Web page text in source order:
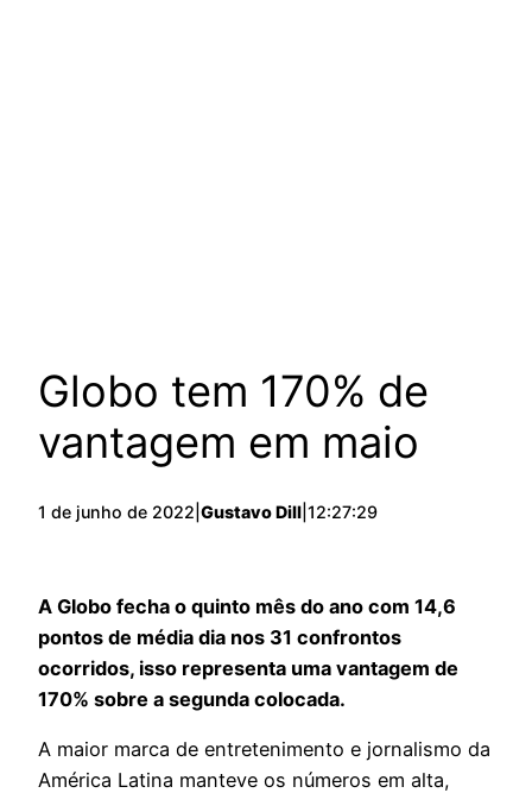
Globo tem 170% de
vantagem em maio
1 de junho de 2022 Gustavo Dill 12:27:29
A Globo fecha o quinto mês do ano com 14,6
pontos de média dia nos 31 confrontos
ocorridos, isso representa uma vantagem de
170% sobre a segunda colocada.
A maior marca de entretenimento e jornalismo da
América Latina manteve os números em alta,